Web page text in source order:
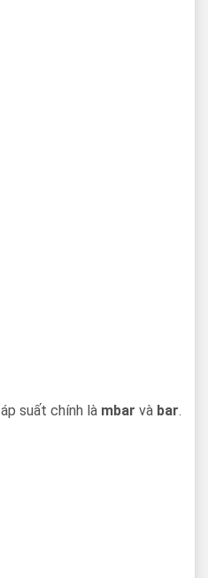
suất chính là mbar và bar.